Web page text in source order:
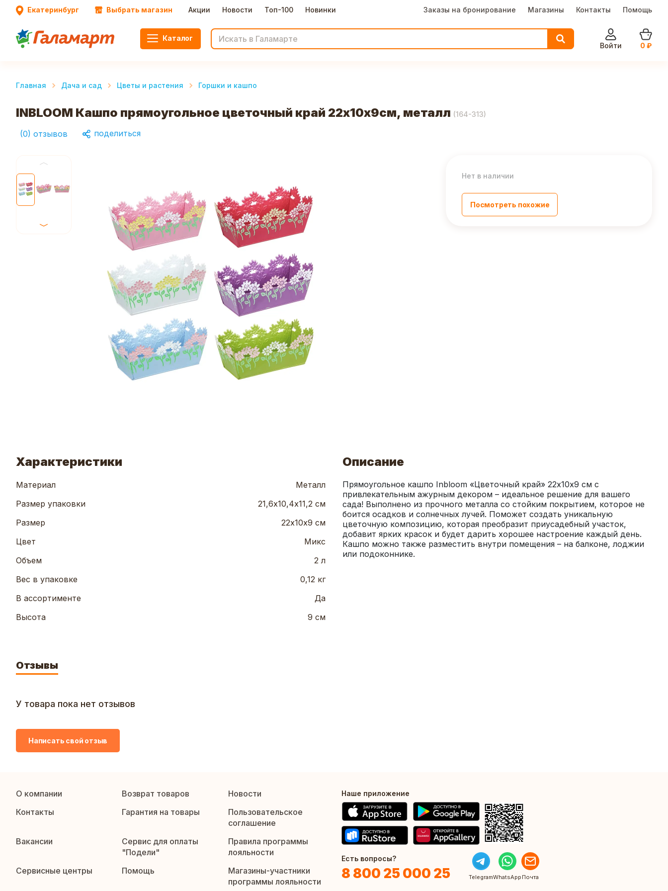
Екатеринбург Выбрать магазин Акции Новости Топ-100 Новинки Заказы на бронирование Магазины Контакты Помощь
Каталог
Войти
0 ₽
Главная Дача и сад Цветы и растения Горшки и кашпо
INBLOOM Кашпо прямоугольное цветочный край 22х10х9см, металл (164-313)
(0) отзывов поделиться
Нет в наличии
Посмотреть похожие
Характеристики
Материал
Металл
Размер упаковки
21,6х10,4х11,2 см
Размер
22х10х9 см
Цвет
Микс
Объем
2 л
Вес в упаковке
0,12 кг
В ассортименте
Да
Высота
9 см
Описание
Прямоугольное кашпо Inbloom «Цветочный край» 22х10х9 см с
привлекательным ажурным декором – идеальное решение для вашего
сада! Выполнено из прочного металла со стойким покрытием, которое не
боится осадков и солнечных лучей. Поможет создать уникальную
цветочную композицию, которая преобразит приусадебный участок,
добавит ярких красок и будет дарить хорошее настроение каждый день.
Кашпо можно также разместить внутри помещения – на балконе, лоджии
или подоконнике.
Отзывы
У товара пока нет отзывов
Написать свой отзыв
О компании Возврат товаров
Новости
Контакты
Гарантия на товары
Пользовательское
соглашение
Вакансии
Сервис для оплаты
"Подели"
Правила программы
лояльности
Сервисные центры
Помощь
Магазины-участники
программы лояльности
Наше приложение
Есть вопросы?
8 800 25 000 25 TelegramWhatsApp Почта